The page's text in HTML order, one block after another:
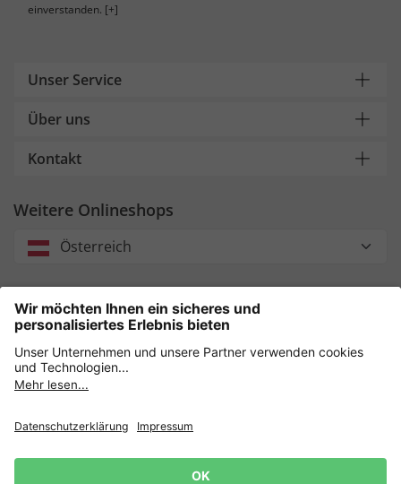
einverstanden. [+]
Unser Service
Über uns
Kontakt
Weitere Onlineshops
Österreich
Unsere Zahlungsarten
Sicher einkaufen mit